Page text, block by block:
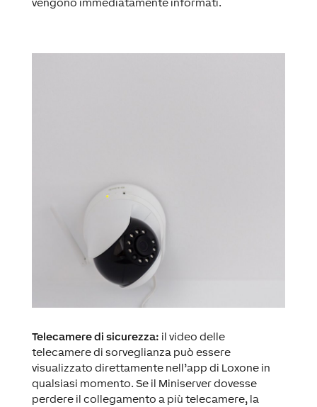
vengono immediatamente informati.
Telecamere di sicurezza: il video delle
telecamere di sorveglianza può essere
visualizzato direttamente nell’app di Loxone in
qualsiasi momento. Se il Miniserver dovesse
perdere il collegamento a più telecamere, la